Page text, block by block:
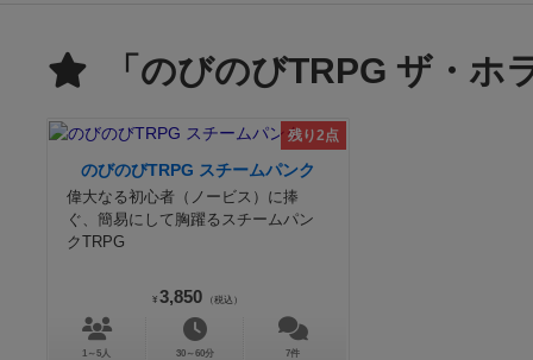
「のびのびTRPG ザ・ホ
残り2点
のびのびTRPG スチームパンク
偉大なる初心者（ノービス）に捧
ぐ、簡易にして胸躍るスチームパン
クTRPG
¥ 3,850 （税込）
1～5人 30～60分 7件